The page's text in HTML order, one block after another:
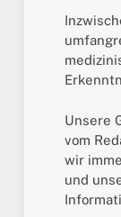
Unsere
vom
wir
und